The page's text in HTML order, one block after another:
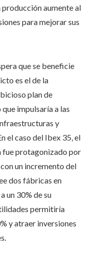
aumente al
para mejorar sus
que se beneficie
es el de la
plan de
impulsaría a las
y
el caso del Ibex 35, el
fue protagonizado por
un incremento del
dos fábricas en
un 30% de su
permitiría
y atraer inversiones